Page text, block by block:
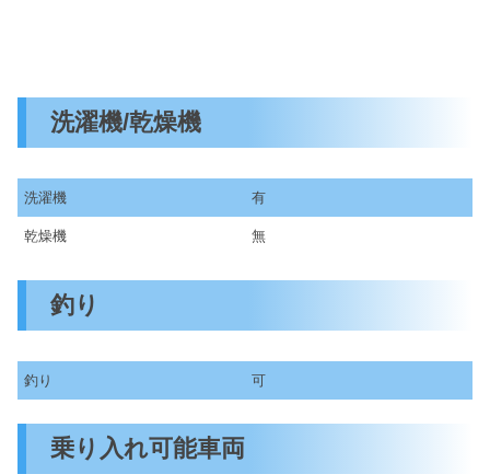
洗濯機/乾燥機
洗濯機 有
乾燥機 無
釣り
釣り 可
乗り入れ可能車両